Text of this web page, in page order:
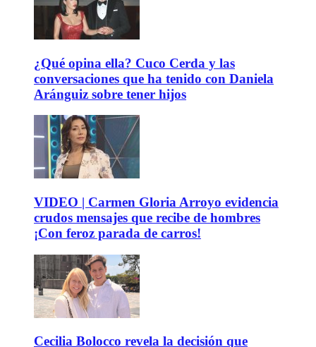
¿Qué opina ella? Cuco Cerda y las
conversaciones que ha tenido con Daniela
Aránguiz sobre tener hijos
VIDEO | Carmen Gloria Arroyo evidencia
crudos mensajes que recibe de hombres
¡Con feroz parada de carros!
Cecilia Bolocco revela la decisión que